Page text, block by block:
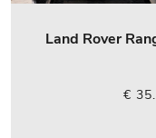
Land Rover
€